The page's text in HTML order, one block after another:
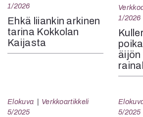
1/2026
Ehkä liiankin arkinen
tarina Kokkolan
Kaijasta
1/2026
äijön
Elokuva
Verkkoartikkeli
5/2025
5/2025